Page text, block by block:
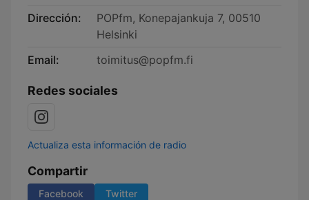
Dirección:
POPfm, Konepajankuja 7, 00510
Helsinki
Email:
toimitus@popfm.fi
Redes sociales
Actualiza esta información de radio
Compartir
Facebook Twitter